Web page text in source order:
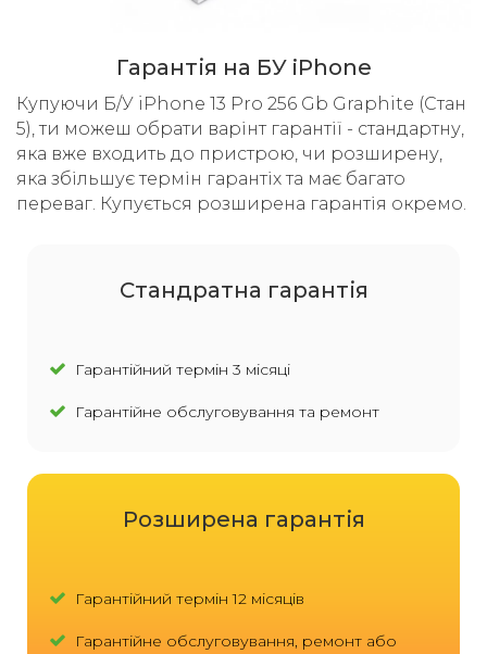
Гарантія на БУ iPhone
Купуючи Б/У iPhone 13 Pro 256 Gb Graphite (Стан
5), ти можеш обрати варінт гарантії - стандартну,
яка вже входить до пристрою, чи розширену,
яка збільшує термін гарантіх та має багато
переваг. Купується розширена гарантія окремо.
Cтандратна гарантія
Гарантійний термін 3 місяці
Гарантійне обслуговування та ремонт
Розширена гарантія
Гарантійний термін 12 місяців
Гарантійне обслуговування, ремонт або